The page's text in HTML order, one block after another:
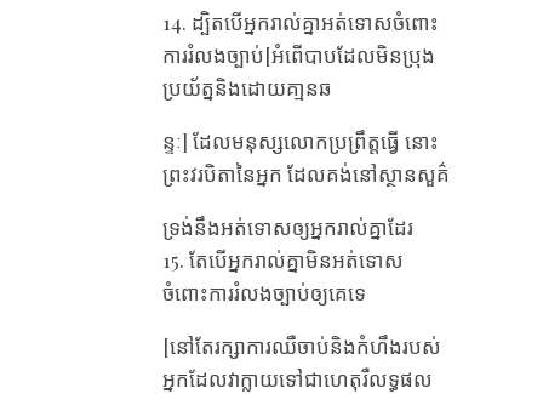
14. ដ្បិត​បើ​អ្នក​រាល់គ្នា​អត់​ទោស​ចំពោះ​
ការ​រំលង​ច្បាប់[អំពើបាបដែលមិនប្រុង
ប្រយ័ត្ននិងដោយគា្មនឆ
ន្ទៈ] ដែល​មនុស្ស​លោក​ប្រព្រឹត្ត​ធ្វើ នោះ​
ព្រះវរបិតា​នៃ​អ្នក ដែល​គង់​នៅ​ស្ថានសួគ៌
ទ្រង់​នឹង​អត់​ទោស​ឲ្យ​អ្នក​រាល់​គ្នា​ដែរ
15. តែ​បើ​អ្នក​រាល់​គ្នា​មិន​អត់​ទោស
ចំពោះ​ការ​រំលង​ច្បាប់​ឲ្យ​គេ​ទេ
[នៅតែរក្សាការឈឺចាប់និងកំហឹងរបស់
អ្នកដែលវាក្លាយទៅជាហេតុរឺលទ្ធផល